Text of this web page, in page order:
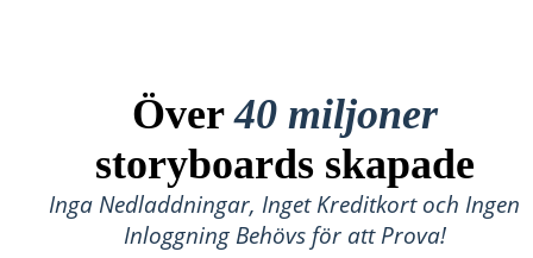
Över40 miljoner
storyboards skapade
Inga Nedladdningar, Inget Kreditkort och Ingen
Inloggning Behövs för att Prova!